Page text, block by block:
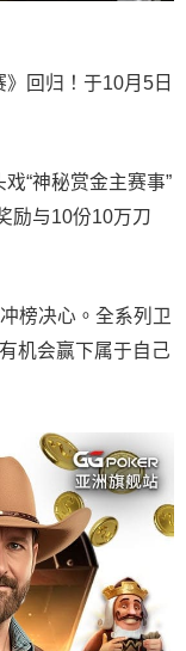
回归！于10月5日
“神秘赏金主赛事”
励与10份10万刀
榜决心。全系列卫
机会赢下属于自己